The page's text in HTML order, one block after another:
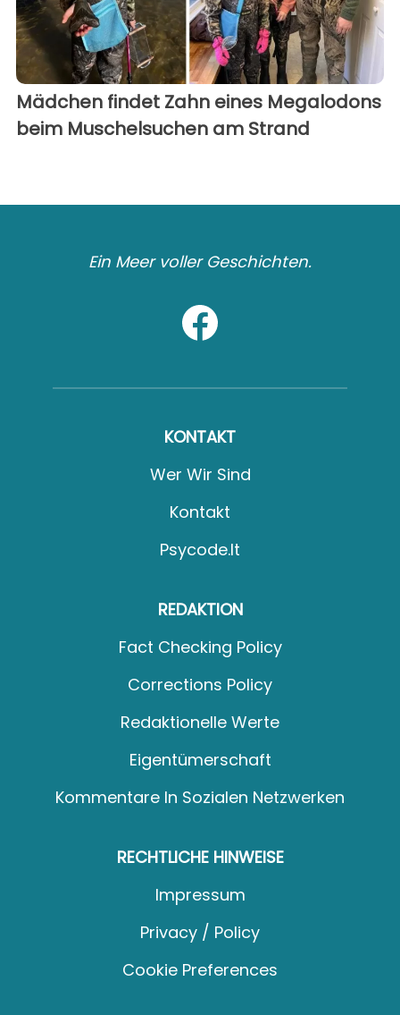
Mädchen findet Zahn eines Megalodons
beim Muschelsuchen am Strand
Ein Meer voller Geschichten.
KONTAKT
Wer Wir Sind
Kontakt
Psycode.it
REDAKTION
Fact Checking Policy
Corrections Policy
Redaktionelle Werte
Eigentümerschaft
Kommentare In Sozialen Netzwerken
RECHTLICHE HINWEISE
Impressum
Privacy / Policy
Cookie Preferences